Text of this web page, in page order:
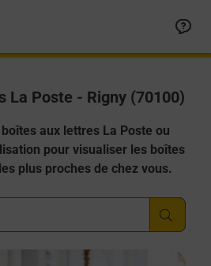
La Poste - Rigny (70100)
aux lettres La Poste ou
pour visualiser les boîtes
plus proches de chez vous.
Postal